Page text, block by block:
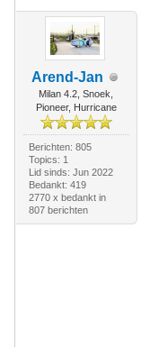
Arend-Jan
Milan 4.2, Snoek,
Pioneer, Hurricane
Berichten: 805
Topics: 1
Lid sinds: Jun 2022
Bedankt: 419
2770 x bedankt in
807 berichten